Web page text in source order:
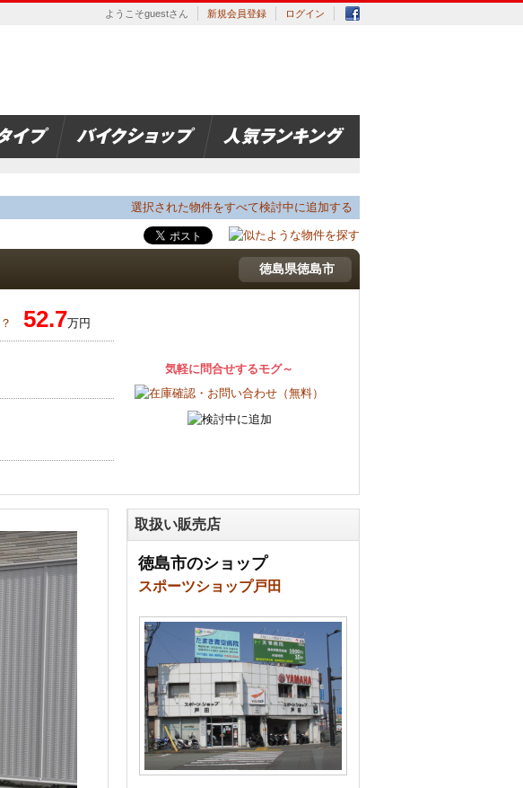
ようこそguestさん 新規会員登録 ログイン
選択された物件をすべて検討中に追加する
徳島県徳島市
52.7万円
気軽に問合せするモグ～
取扱い販売店
徳島市のショップ
スポーツショップ戸田